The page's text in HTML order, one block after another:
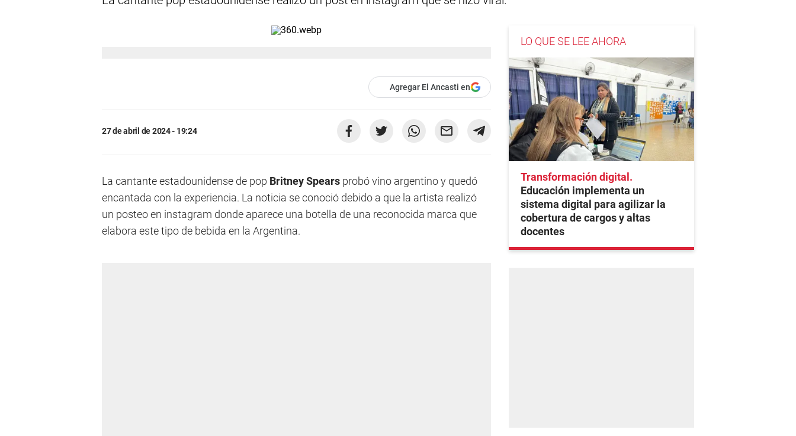
Agregar El Ancasti en
27 de abril de 2024 - 19:24
La cantante estadounidense de pop Britney Spears probó vino argentino y quedó
encantada con la experiencia. La noticia se conoció debido a que la artista realizó
un posteo en instagram donde aparece una botella de una reconocida marca que
elabora este tipo de bebida en la Argentina.
LO QUE SE LEE AHORA
Transformación digital
Educación implementa un
sistema digital para agilizar la
cobertura de cargos y altas
docentes